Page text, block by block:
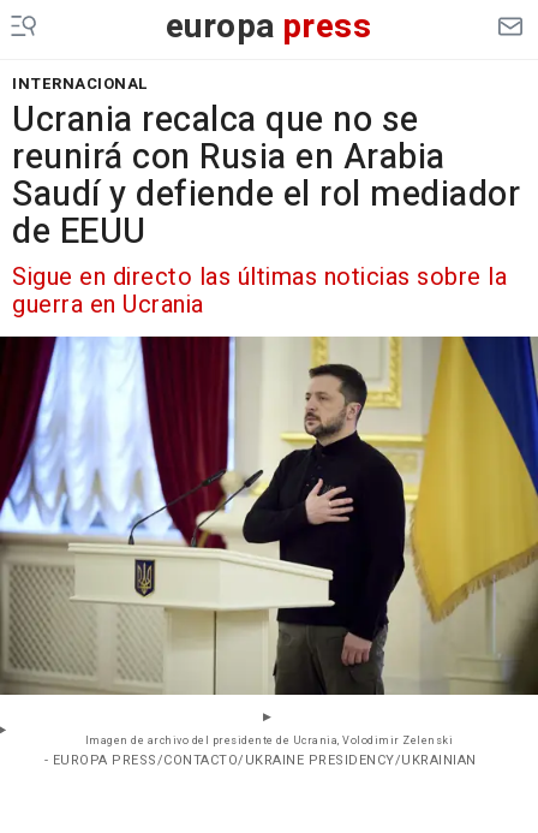
europa press
INTERNACIONAL
Ucrania recalca que no se
reunirá con Rusia en Arabia
Saudí y defiende el rol mediador
de EEUU
Sigue en directo las últimas noticias sobre la
guerra en Ucrania
Imagen de archivo del presidente de Ucrania, Volodimir Zelenski
- EUROPA PRESS/CONTACTO/UKRAINE PRESIDENCY/UKRAINIAN